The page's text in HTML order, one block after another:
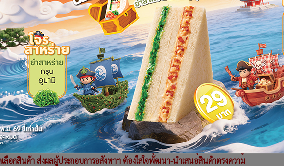
ทาย จากปัจจัยเสี่ยง ศก. และโควิด-19 สายพันธุ์โอมิครอน ระบุความต้องการลูกค้า
ลือกสินค้า ส่งผลผู้ประกอบการอสังหาฯ ต้องใส่ใจพัฒนา-นำเสนอสินค้าตรงความ